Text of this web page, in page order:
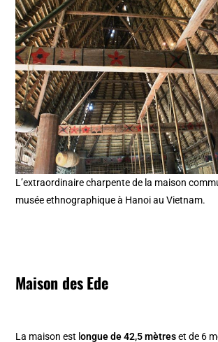
L’extraordinaire charpente de la maison
musée ethnographique à Hanoi au Vietnam.
Maison des Ede
La maison est longue de 42,5 mètreset de 6